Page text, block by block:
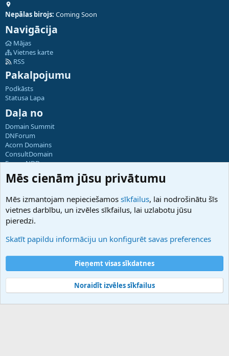
Nepālas birojs: Coming Soon
Navigācija
Mājas
Vietnes karte
RSS
Pakalpojumu
Podkāsts
Statusa Lapa
Daļa no
Domain Summit
DNForum
Acorn Domains
ConsultDomain
ForumNDD
Domainforum.ro
27.be
Hostmaria
Atbalsts
Palīdzība
Noteikumi un nosacījumi
Privātuma politika
Community platform by XenForo® © 2010-2025 XenForo Ltd.
Mēs cienām jūsu privātumu
Mēs izmantojam nepieciešamos sīkfailus, lai nodrošinātu šīs
vietnes darbību, un izvēles sīkfailus, lai uzlabotu jūsu
pieredzi.
Skatīt papildu informāciju un konfigurēt savas preferences
Pieņemt visas sīkdatnes
Noraidīt izvēles sīkfailus